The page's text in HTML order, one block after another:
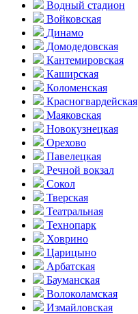
Водный стадион
Войковская
Динамо
Домоде­довская
Кантеми­ровская
Каширская
Коломенская
Красногвар­дейская
Маяковская
Новокузнецкая
Орехово
Павелецкая
Речной вокзал
Сокол
Тверская
Театральная
Технопарк
Ховрино
Царицыно
Арбатская
Бауманская
Волоколамская
Измайловская